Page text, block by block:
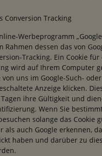
Conversion Tracking
Werbeprogramm
Rahmen dessen das von
Tracking. Ein Cookie für
wird auf Ihrem Computer
uns im Google-Such- oder
Anzeige klicken.
ihre Gültigkeit und
Wenn Sie
solange das Cookie
als auch Google erkennen,
haben und darüber zu